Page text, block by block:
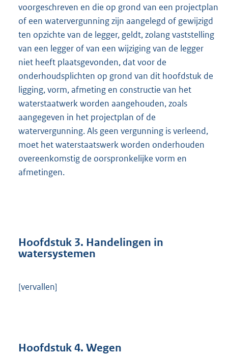
voorgeschreven en die op grond van een projectplan
of een watervergunning zijn aangelegd of gewijzigd
ten opzichte van de legger, geldt, zolang vaststelling
van een legger of van een wijziging van de legger
niet heeft plaatsgevonden, dat voor de
onderhoudsplichten op grond van dit hoofdstuk de
ligging, vorm, afmeting en constructie van het
waterstaatwerk worden aangehouden, zoals
aangegeven in het projectplan of de
watervergunning. Als geen vergunning is verleend,
moet het waterstaatswerk worden onderhouden
overeenkomstig de oorspronkelijke vorm en
afmetingen.
Hoofdstuk 3. Handelingen in
watersystemen
[vervallen]
Hoofdstuk 4. Wegen